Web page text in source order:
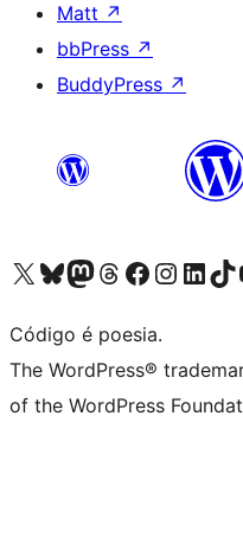
Matt ↗
bbPress ↗
BuddyPress ↗
Acessar nossa conta do X (antigo Twitter)
Acessar nossa conta do Bluesky
Acessar nossa conta do Mastodon
Acessar nossa conta do Threads
Acessar nossa página do
Acessar nossa conta
Acessar nossa
Acessar
Código é poesia.
The WordPress®
of the WordPress